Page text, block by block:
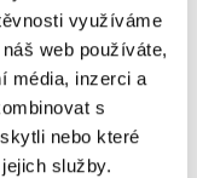
využíváme
web používáte,
média, inzerci a
s
nebo které
služby.
s DPH
LEVÁ BOČNÍ TAŠKA